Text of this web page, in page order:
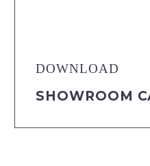
DOWNLOAD
SHOWROOM